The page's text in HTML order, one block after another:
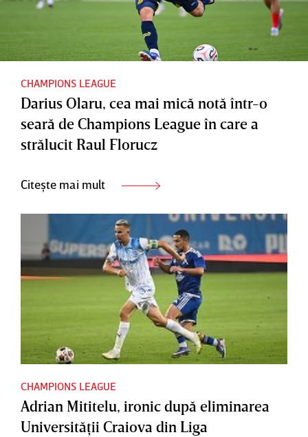
CHAMPIONS LEAGUE
Darius Olaru, cea mai mică notă într-o
seară de Champions League în care a
strălucit Raul Florucz
Citește mai mult
CHAMPIONS LEAGUE
Adrian Mititelu, ironic după eliminarea
Universităţii Craiova din Liga